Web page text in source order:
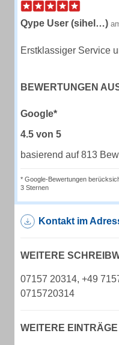
Qype User (sihel…)
Erstklassiger Service
BEWERTUNGEN
Google*
4.5 von 5
basierend auf 813
* Google-Bewertungen
3 Sternen
Kontakt im
WEITERE
07157 20314, +49
0715720314
WEITERE EINTRÄGE